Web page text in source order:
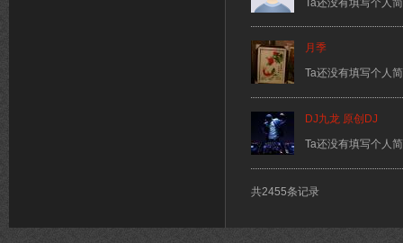
Ta还没有填写个人
月季
Ta还没有填写个人
DJ九龙 原创DJ
Ta还没有填写个人
共2455条记录